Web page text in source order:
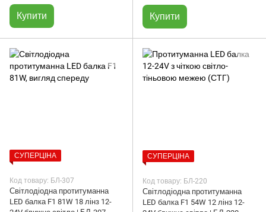
Купити Купити
СУПЕРЦІНА
Код товару: БЛ-307
Світлодіодна протитуманна
LED балка F1 81W 18 лінз 12-
СУПЕРЦІНА
Код товару: БЛ-220
Світлодіодна протитуманна
LED балка F1 54W 12 лінз 12-